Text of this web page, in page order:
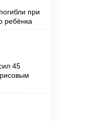
при
ребёнка
45